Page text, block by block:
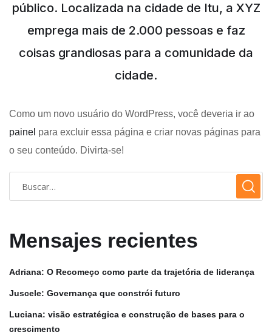
público. Localizada na cidade de Itu, a XYZ
emprega mais de 2.000 pessoas e faz
coisas grandiosas para a comunidade da
cidade.
Como um novo usuário do WordPress, você deveria ir ao
painel para excluir essa página e criar novas páginas para
o seu conteúdo. Divirta-se!
Mensajes recientes
Adriana: O Recomeço como parte da trajetória de liderança
Juscele: Governança que constrói futuro
Luciana: visão estratégica e construção de bases para o
crescimento